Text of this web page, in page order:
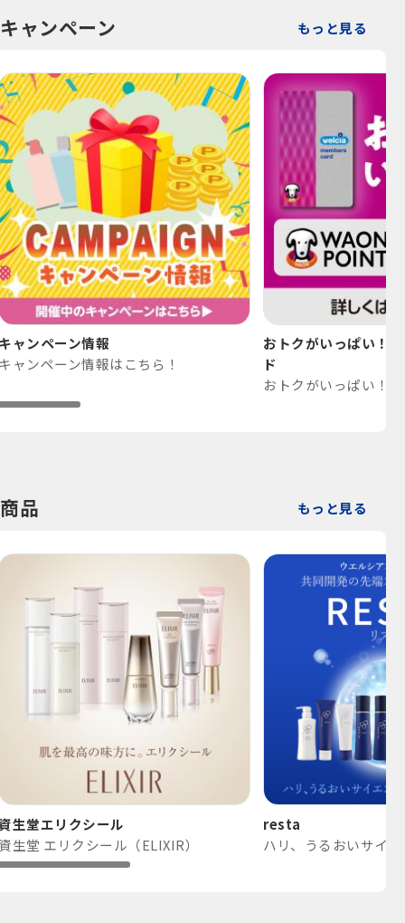
キャンペーン もっと見る
ャンペーン情報
ャンペーン情報はこちら！
おトクがいっぱい！
ド
商品 もっと見る
生堂エリクシール
生堂 エリクシール（ELIXIR）
resta